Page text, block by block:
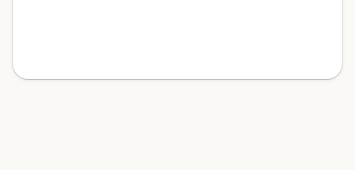
frente a ti que puedas tocar?)